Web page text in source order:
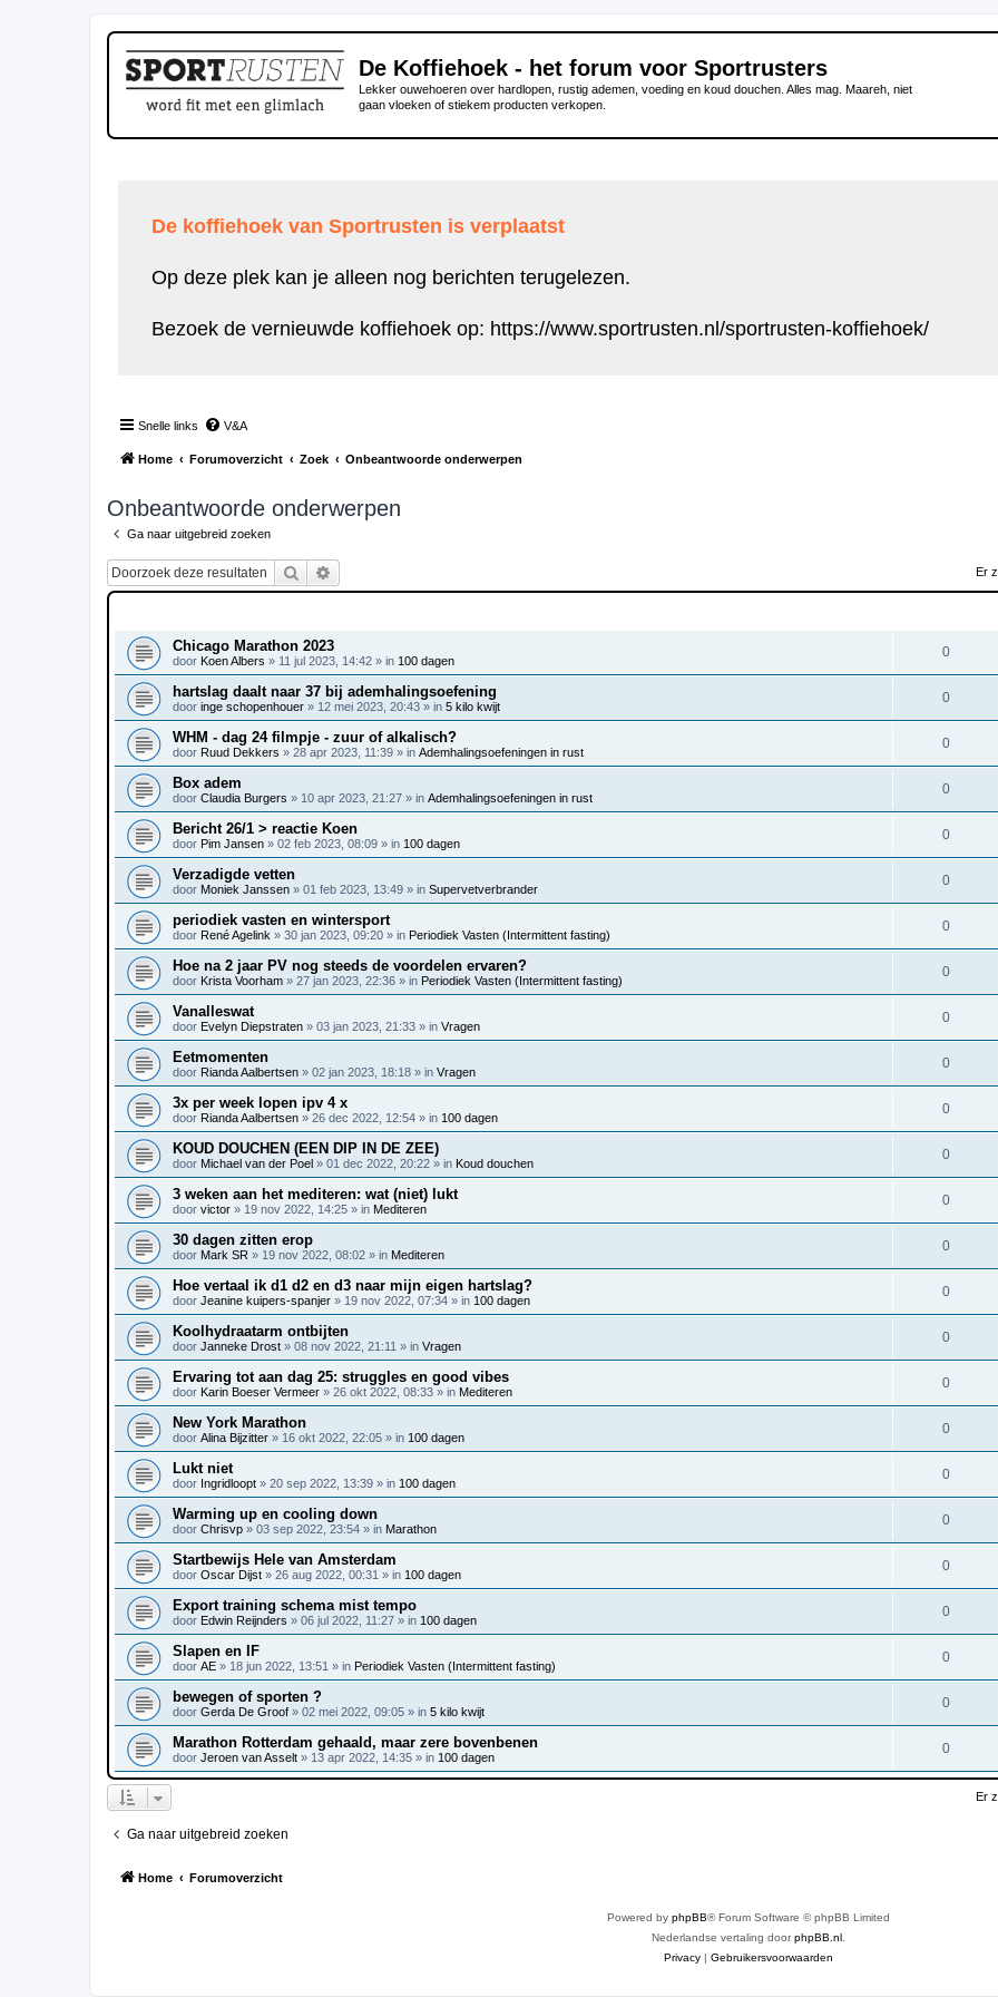
De Koffiehoek - het forum voor Sportrusters
Lekker ouwehoeren over hardlopen, rustig ademen, voeding en koud douchen. Alles mag. Maareh, niet
gaan vloeken of stiekem producten verkopen.
De koffiehoek van Sportrusten is verplaatst
Op deze plek kan je alleen nog berichten terugelezen.
Bezoek de vernieuwde koffiehoek op: https://www.sportrusten.nl/sportrusten-koffiehoek/
Snelle links V&A
Home Forumoverzicht Zoek Onbeantwoorde onderwerpen
Onbeantwoorde onderwerpen
Ga naar uitgebreid zoeken
Zoek Er
Chicago Marathon 2023
door Koen Albers » 11 jul 2023, 14:42 » in 100 dagen
0
hartslag daalt naar 37 bij ademhalingsoefening
door inge schopenhouer » 12 mei 2023, 20:43 » in 5 kilo kwijt
0
WHM - dag 24 filmpje - zuur of alkalisch?
door Ruud Dekkers » 28 apr 2023, 11:39 » in Ademhalingsoefeningen in rust
0
Box adem
door Claudia Burgers » 10 apr 2023, 21:27 » in Ademhalingsoefeningen in rust
0
Bericht 26/1 > reactie Koen
door Pim Jansen » 02 feb 2023, 08:09 » in 100 dagen
0
Verzadigde vetten
door Moniek Janssen » 01 feb 2023, 13:49 » in Supervetverbrander
0
periodiek vasten en wintersport
door René Agelink » 30 jan 2023, 09:20 » in Periodiek Vasten (Intermittent fasting)
0
Hoe na 2 jaar PV nog steeds de voordelen ervaren?
door Krista Voorham » 27 jan 2023, 22:36 » in Periodiek Vasten (Intermittent fasting)
0
Vanalleswat
door Evelyn Diepstraten » 03 jan 2023, 21:33 » in Vragen
0
Eetmomenten
door Rianda Aalbertsen » 02 jan 2023, 18:18 » in Vragen
0
3x per week lopen ipv 4 x
door Rianda Aalbertsen » 26 dec 2022, 12:54 » in 100 dagen
0
KOUD DOUCHEN (EEN DIP IN DE ZEE)
door Michael van der Poel » 01 dec 2022, 20:22 » in Koud douchen
0
3 weken aan het mediteren: wat (niet) lukt
door victor » 19 nov 2022, 14:25 » in Mediteren
0
30 dagen zitten erop
door Mark SR » 19 nov 2022, 08:02 » in Mediteren
0
Hoe vertaal ik d1 d2 en d3 naar mijn eigen hartslag?
door Jeanine kuipers-spanjer » 19 nov 2022, 07:34 » in 100 dagen
0
Koolhydraatarm ontbijten
door Janneke Drost » 08 nov 2022, 21:11 » in Vragen
0
Ervaring tot aan dag 25: struggles en good vibes
door Karin Boeser Vermeer » 26 okt 2022, 08:33 » in Mediteren
0
New York Marathon
door Alina Bijzitter » 16 okt 2022, 22:05 » in 100 dagen
0
Lukt niet
door Ingridloopt » 20 sep 2022, 13:39 » in 100 dagen
0
Warming up en cooling down
door Chrisvp » 03 sep 2022, 23:54 » in Marathon
0
Startbewijs Hele van Amsterdam
door Oscar Dijst » 26 aug 2022, 00:31 » in 100 dagen
0
Export training schema mist tempo
door Edwin Reijnders » 06 jul 2022, 11:27 » in 100 dagen
0
Slapen en IF
door AE » 18 jun 2022, 13:51 » in Periodiek Vasten (Intermittent fasting)
0
bewegen of sporten ?
door Gerda De Groof » 02 mei 2022, 09:05 » in 5 kilo kwijt
0
Marathon Rotterdam gehaald, maar zere bovenbenen
door Jeroen van Asselt » 13 apr 2022, 14:35 » in 100 dagen
0
Er
Ga naar uitgebreid zoeken
Home Forumoverzicht
Powered by phpBB® Forum Software © phpBB Limited
Nederlandse vertaling doorphpBB.nl
Privacy | Gebruikersvoorwaarden